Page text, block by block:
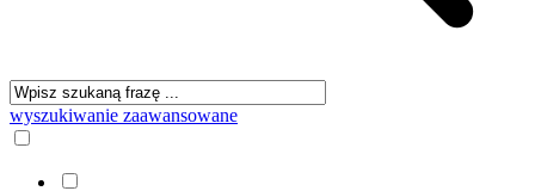
wyszukiwanie zaawansowane